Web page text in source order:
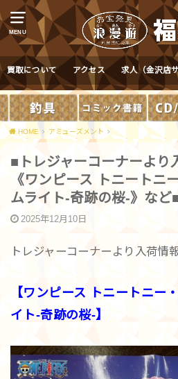
MENU
買取について アクセス 求人（金沢店
HOME アミューズメント
■トレジャーコーナーより
《ワンピース トニートニ
ムライト-奇跡の桜-》など
2025年12月10日
トレジャーコーナーより入荷情
【ワンピース トニートニー
イト-奇跡の桜-】